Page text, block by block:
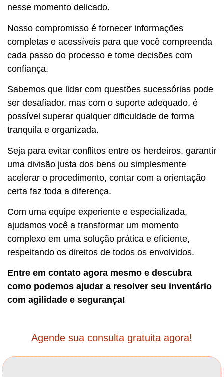
nesse momento delicado.
Nosso compromisso é fornecer informações
completas e acessíveis para que você compreenda
cada passo do processo e tome decisões com
confiança.
Sabemos que lidar com questões sucessórias pode
ser desafiador, mas com o suporte adequado, é
possível superar qualquer dificuldade de forma
tranquila e organizada.
Seja para evitar conflitos entre os herdeiros, garantir
uma divisão justa dos bens ou simplesmente
acelerar o procedimento, contar com a orientação
certa faz toda a diferença.
Com uma equipe experiente e especializada,
ajudamos você a transformar um momento
complexo em uma solução prática e eficiente,
respeitando os direitos de todos os envolvidos.
Entre em contato agora mesmo e descubra
como podemos ajudar a resolver seu inventário
com agilidade e segurança!
Agende sua consulta gratuita agora!